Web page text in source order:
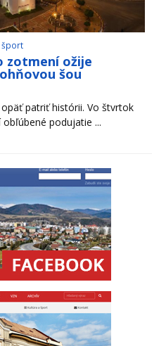
šport
zotmení ožije
šou
patriť histórii. Vo štvrtok
podujatie ...